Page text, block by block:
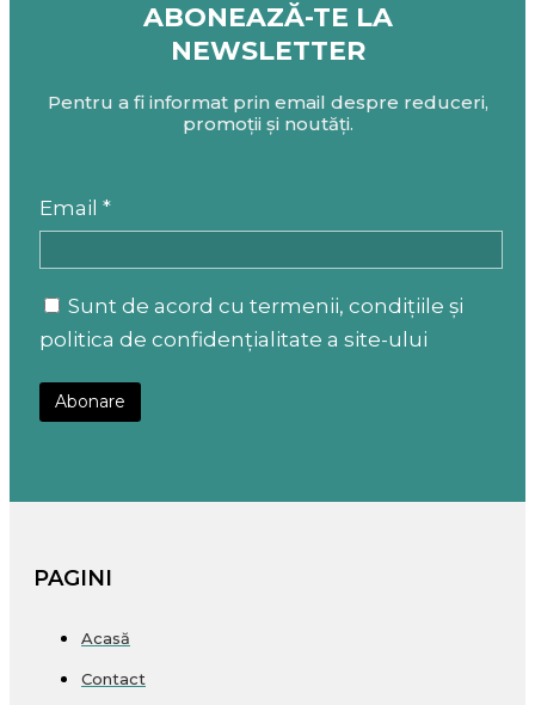
ABONEAZĂ-TE LA
NEWSLETTER
Pentru a fi informat prin email despre reduceri,
promoții și noutăți.
Email *
Sunt de acord cu termenii, condițiile și
politica de confidențialitate a site-ului
PAGINI
Acasă
Contact